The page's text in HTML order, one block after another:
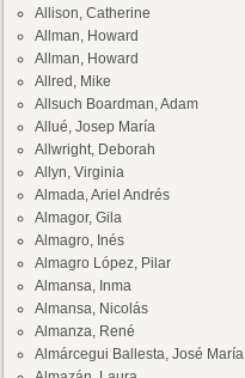
Allison, Catherine
Allman, Howard
Allman, Howard
Allred, Mike
Allsuch Boardman, Adam
Allué, Josep María
Allwright, Deborah
Allyn, Virginia
Almada, Ariel Andrés
Almagor, Gila
Almagro, Inés
Almagro López, Pilar
Almansa, Inma
Almansa, Nicolás
Almanza, René
Almárcegui Ballesta, José María